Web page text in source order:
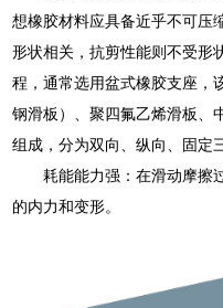
想橡胶材料应具备近乎不可压
形状相关，抗剪性能则不受形
程，通常选用盆式橡胶支座，
钢滑板）、聚四氟乙烯滑板、
组成，分为双向、纵向、固定
耗能能力强：在滑动摩擦
的内力和变形。